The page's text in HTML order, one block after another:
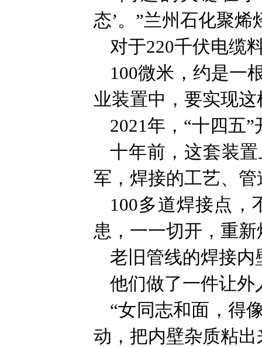
态’。”兰州石化聚
对于220千伏电缆
100微米，约是一
业装置中，要实现
2021年，“十四五
十年前，这套装
军，焊接的工艺、
100多道焊接点，
患，一一切开，重新
老旧管线的焊接内
他们做了一件让外
“女同志和面，得
动，把内壁杂质粘